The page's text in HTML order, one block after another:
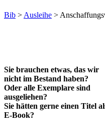
Bib > Ausleihe >
Sie brauchen etwas, das wir
nicht im Bestand haben?
Oder alle Exemplare sind
ausgeliehen?
Sie hätten gerne einen Titel
E-Book?